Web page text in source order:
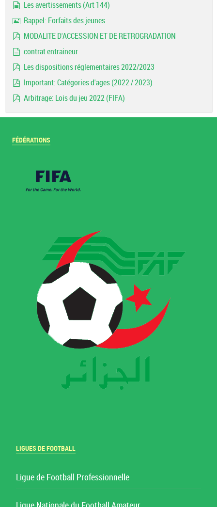
Les avertissements (Art 144)
Rappel: Forfaits des jeunes
MODALITE D'ACCESSION ET DE RETROGRADATION
contrat entraineur
Les dispositions réglementaires 2022/2023
Important: Catégories d'ages (2022 / 2023)
Arbitrage: Lois du jeu 2022 (FIFA)
FÉDÉRATIONS
LIGUES DE FOOTBALL
Ligue de Football Professionnelle